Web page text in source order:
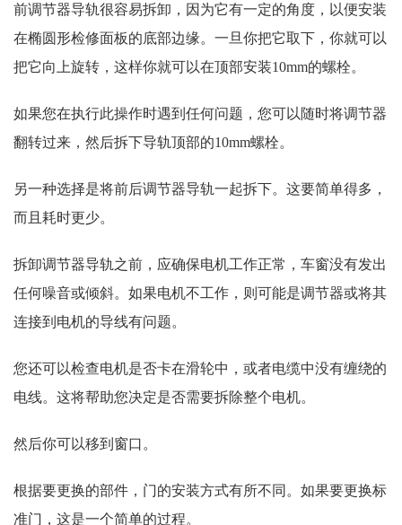
前调节器导轨很容易拆卸，因为它有一定的角度，以便安装
在椭圆形检修面板的底部边缘。一旦你把它取下，你就可以
把它向上旋转，这样你就可以在顶部安装10mm的螺栓。
如果您在执行此操作时遇到任何问题，您可以随时将调节器
翻转过来，然后拆下导轨顶部的10mm螺栓。
另一种选择是将前后调节器导轨一起拆下。这要简单得多，
而且耗时更少。
拆卸调节器导轨之前，应确保电机工作正常，车窗没有发出
任何噪音或倾斜。如果电机不工作，则可能是调节器或将其
连接到电机的导线有问题。
您还可以检查电机是否卡在滑轮中，或者电缆中没有缠绕的
电线。这将帮助您决定是否需要拆除整个电机。
然后你可以移到窗口。
根据要更换的部件，门的安装方式有所不同。如果要更换标
准门，这是一个简单的过程。